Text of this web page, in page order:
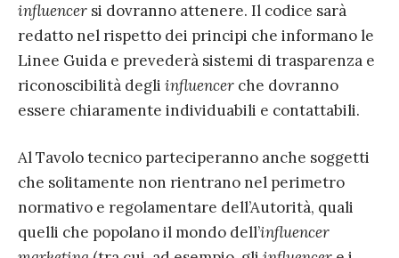
influencer si dovranno attenere. Il codice sarà
redatto nel rispetto dei principi che informano le
Linee Guida e prevederà sistemi di trasparenza e
riconoscibilità degli influencer che dovranno
essere chiaramente individuabili e contattabili.
Al Tavolo tecnico parteciperanno anche soggetti
che solitamente non rientrano nel perimetro
normativo e regolamentare dell’Autorità, quali
quelli che popolano il mondo dell’influencer